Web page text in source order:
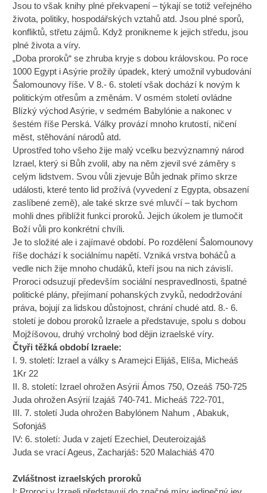
Jsou to však knihy plné překvapení – týkají se totiž veřejného
života, politiky, hospodářských vztahů atd. Jsou plné sporů,
konfliktů, střetu zájmů. Když pronikneme k jejich středu, jsou
plné života a víry.
„Doba proroků“ se zhruba kryje s dobou královskou. Po roce
1000 Egypt i Asýrie prožily úpadek, který umožnil vybudování
Šalomounovy říše. V 8.- 6. století však dochází k novým k
politickým otřesům a změnám. V osmém století ovládne
Blízký východ Asýrie, v sedmém Babylónie a nakonec v
šestém říše Perská. Války provází mnoho krutostí, ničení
měst, stěhování národů atd.
Uprostřed toho všeho žije malý vcelku bezvýznamný národ
Izrael, který si Bůh zvolil, aby na něm zjevil své záměry s
celým lidstvem. Svou vůli zjevuje Bůh jednak přímo skrze
události, které tento lid prožívá (vyvedení z Egypta, obsazení
zaslíbené země), ale také skrze své mluvčí – tak bychom
mohli dnes přiblížit funkci proroků. Jejich úkolem je tlumočit
Boží vůli pro konkrétní chvíli.
Je to složité ale i zajímavé období. Po rozdělení Šalomounovy
říše dochází k sociálnímu napětí. Vzniká vrstva boháčů a
vedle nich žije mnoho chudáků, kteří jsou na nich závislí.
Proroci odsuzují především sociální nespravedlnosti, špatné
politické plány, přejímaní pohanských zvyků, nedodržování
práva, bojují za lidskou důstojnost, chrání chudé atd. 8.- 6.
století je dobou proroků Izraele a představuje, spolu s dobou
Mojžíšovou, druhý vrcholný bod dějin izraelské víry.
Čtyři těžká období Izraele:
I. 9. století: Izrael a války s Aramejci Elijáš, Elíša, Micheáš
1Kr 22
II. 8. století: Izrael ohrožen Asýrií Ámos 750, Ozeáš 750-725
Juda ohrožen Asýrií Izajáš 740-741. Micheáš 722-701,
III. 7. století Juda ohrožen Babylónem Nahum , Abakuk,
Sofonjáš
IV: 6. století: Juda v zajetí Ezechiel, Deuteroizajáš
Juda se vrací Ageus, Zacharjáš: 520 Malachiáš 470
Zvláštnost izraelských proroků